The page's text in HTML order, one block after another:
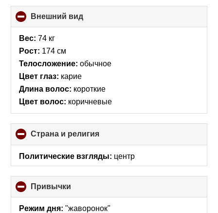
Внешний вид
to
Вес: 74 кг
Рост: 174 см
Телосложение: обычное
Цвет глаз: карие
Длина волос: короткие
Цвет волос: коричневые
Страна и религия
to
collapse
contents
Политические взгляды: центр
Привычки
to
collapse
Режим дня: "жаворонок"